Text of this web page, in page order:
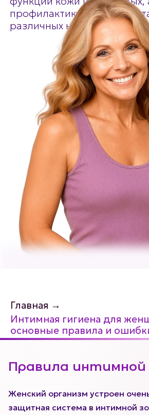
профилактику
различных нарушений.
Главная →
Интимная гигиена для
основные правила и
Правила интимной
Женский организм устроен
защитная система в интимной